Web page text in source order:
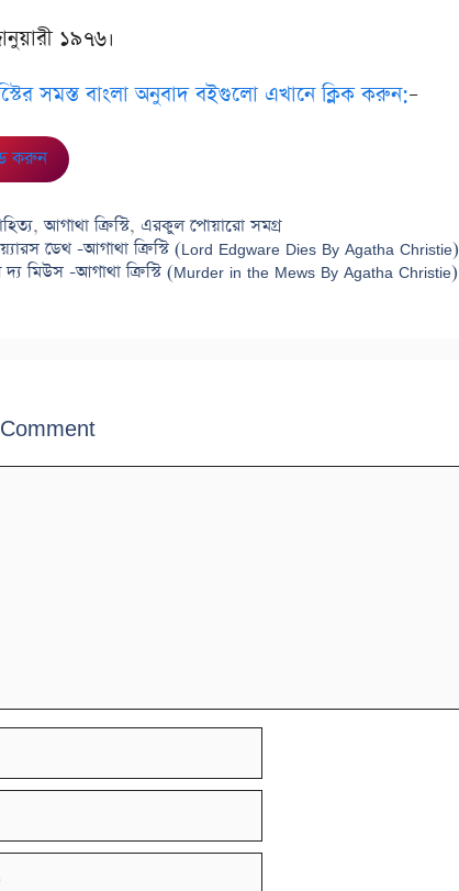
১৯৭৬।
সমস্ত বাংলা অনুবাদ বইগুলো এখানে ক্লিক করুন:–
করুন
,আগাথা ক্রিস্টি,এরকুল পোয়ারো সমগ্র
ডেথ -আগাথা ক্রিস্টি (Lord Edgware Dies By Agatha Christie)
দ্য মিউস -আগাথা ক্রিস্টি (Murder in the Mews By Agatha Christie)